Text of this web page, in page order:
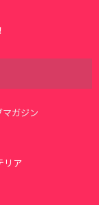
ガジン
リア